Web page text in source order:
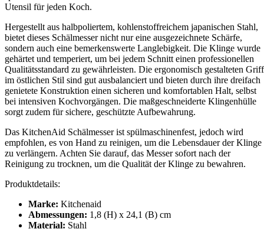
Utensil für jeden Koch.
Hergestellt aus halbpoliertem, kohlenstoffreichem japanischen Stahl,
bietet dieses Schälmesser nicht nur eine ausgezeichnete Schärfe,
sondern auch eine bemerkenswerte Langlebigkeit. Die Klinge wurde
gehärtet und temperiert, um bei jedem Schnitt einen professionellen
Qualitätsstandard zu gewährleisten. Die ergonomisch gestalteten
im östlichen Stil sind gut ausbalanciert und bieten durch ihre dreifach
genietete Konstruktion einen sicheren und komfortablen Halt, selbst
bei intensiven Kochvorgängen. Die maßgeschneiderte Klingenhülle
sorgt zudem für sichere, geschützte Aufbewahrung.
Das KitchenAid Schälmesser ist spülmaschinenfest, jedoch wird
empfohlen, es von Hand zu reinigen, um die Lebensdauer der Klinge
zu verlängern. Achten Sie darauf, das Messer sofort nach der
Reinigung zu trocknen, um die Qualität der Klinge zu bewahren.
Produktdetails:
Marke: Kitchenaid
Abmessungen: 1,8 (H) x 24,1 (B) cm
Material: Stahl